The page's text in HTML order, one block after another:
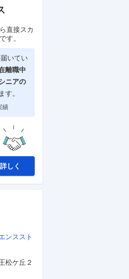
直接スカ
す。
いてい
離職中
ニアの
す。
績
しく
ンススト
松ケ丘２